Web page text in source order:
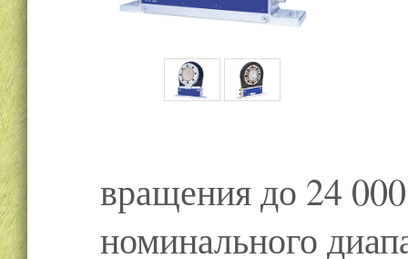
вращения до 24
номинального